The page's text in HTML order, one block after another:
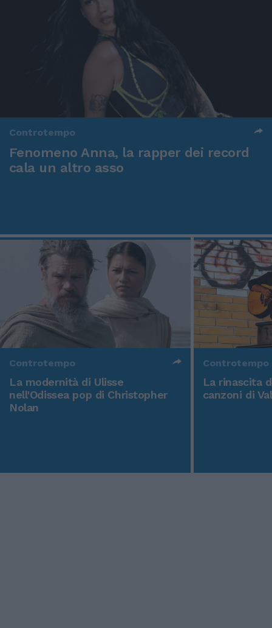
Controtempo
Fenomeno Anna, la rapper dei record
cala un altro asso
Controtempo
La modernità di Ulisse
nell'Odissea pop di Christopher
Nolan
Controtempo
La rinascita
canzoni di